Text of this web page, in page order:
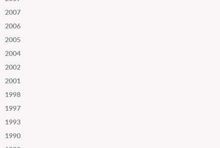
2007
2006
2005
2004
2002
2001
1998
1997
1993
1990